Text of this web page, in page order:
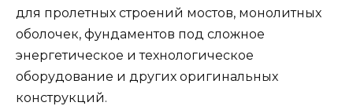
для пролетных строений мостов, монолитных
оболочек, фундаментов под сложное
энергетическое и технологическое
оборудование и других оригинальных
конструкций.